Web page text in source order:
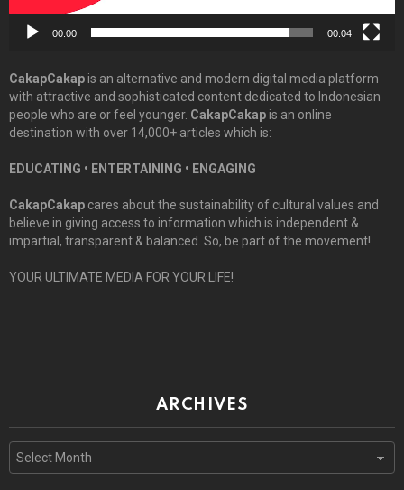
00:00 00:04
CakapCakapis an alternative and modern digital media platform
with attractive and sophisticated content dedicated to Indonesian
people who are or feel younger. CakapCakapis an online
destination with over 14,000+ articles which is:
EDUCATING • ENTERTAINING • ENGAGING
CakapCakap cares about the sustainability of cultural values and
believe in giving access to information which is independent &
impartial, transparent & balanced. So, be part of the movement!
YOUR ULTIMATE MEDIA FOR YOUR LIFE!
ARCHIVES